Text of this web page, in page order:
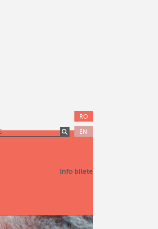
RO
EN
Info bilete